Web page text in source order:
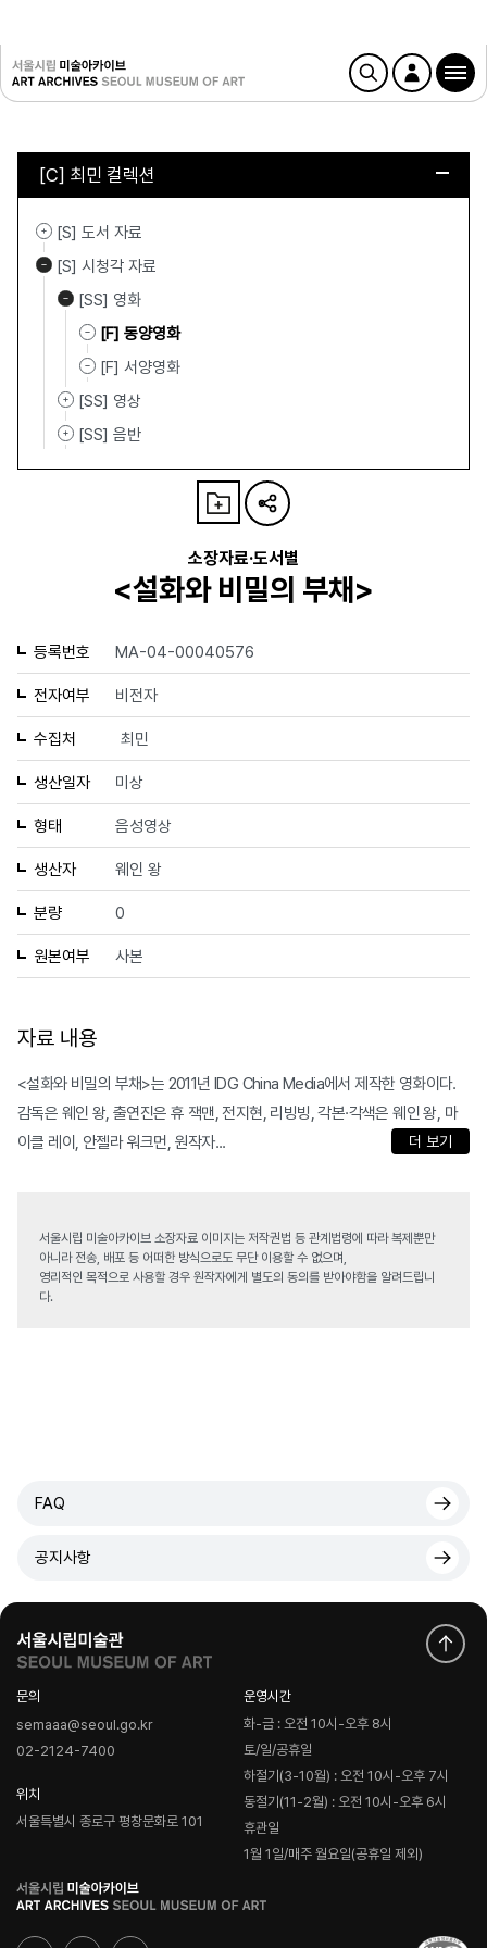
[C] 최민 컬렉션
[S] 도서 자료
[S] 시청각 자료
[SS] 영화
[F] 동양영화
[F] 서양영화
[SS] 영상
[SS] 음반
소장자료·도서별
<설화와 비밀의 부채>
등록번호 MA-04-00040576
전자여부 비전자
수집처 최민
생산일자 미상
형태 음성영상
생산자 웨인 왕
분량 0
원본여부 사본
자료 내용
<설화와 비밀의 부채>는 2011년 IDG China Media에서 제작한 영화이다.
감독은 웨인 왕, 출연진은 휴 잭맨, 전지현, 리빙빙, 각본·각색은 웨인 왕, 마
이클 레이, 안젤라 워크먼, 원작자...
더 보기
서울시립 미술아카이브 소장자료 이미지는 저작권법 등 관계법령에 따라 복제뿐만
아니라 전송, 배포 등 어떠한 방식으로도 무단 이용할 수 없으며,
영리적인 목적으로 사용할 경우 원작자에게 별도의 동의를 받아야함을 알려드립니
다.
FAQ
공지사항
문의
semaaa@seoul.go.kr
02-2124-7400
위치
서울특별시 종로구 평창문화로 101
운영시간
화-금 : 오전 10시-오후 8시
토/일/공휴일
하절기(3-10월) : 오전 10시-오후 7시
동절기(11-2월) : 오전 10시-오후 6시
휴관일
1월 1일/매주 월요일(공휴일 제외)
로
고